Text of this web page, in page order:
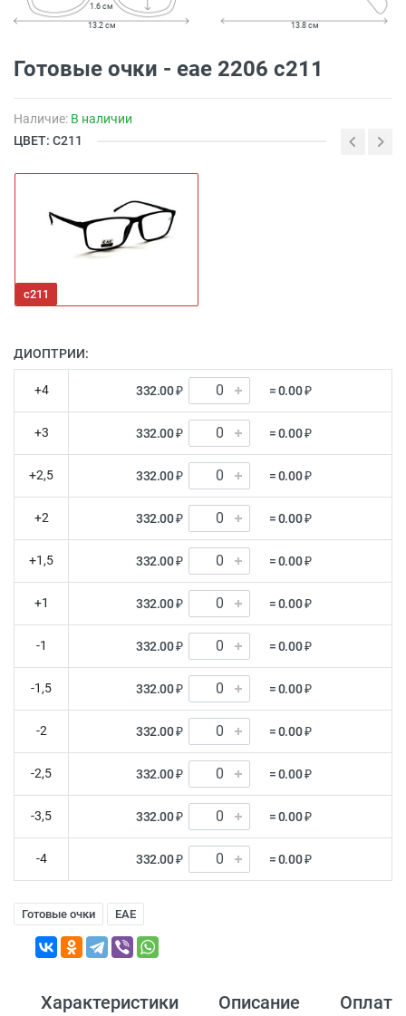
1.6 см
13.2 см 13.8 см
Готовые очки - eae 2206 с211
Наличие: В наличии
ЦВЕТ: С211
с211
ДИОПТРИИ:
+4 332.00 ₽ = 0.00 ₽
+3 332.00 ₽ = 0.00 ₽
+2,5 332.00 ₽ = 0.00 ₽
+2 332.00 ₽ = 0.00 ₽
+1,5 332.00 ₽ = 0.00 ₽
+1 332.00 ₽ = 0.00 ₽
-1 332.00 ₽ = 0.00 ₽
-1,5 332.00 ₽ = 0.00 ₽
-2 332.00 ₽ = 0.00 ₽
-2,5 332.00 ₽ = 0.00 ₽
-3,5 332.00 ₽ = 0.00 ₽
-4 332.00 ₽ = 0.00 ₽
Готовые очки EAE
Характеристики Описание Оплата